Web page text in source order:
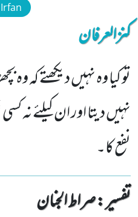
کنزالعرفان
تو کیا وہ نہیں دیکھتے کہ
نہیں دیتا اور ان کیلئے نہ
نفع کا۔
تفسیر : ‎صراط الجنان